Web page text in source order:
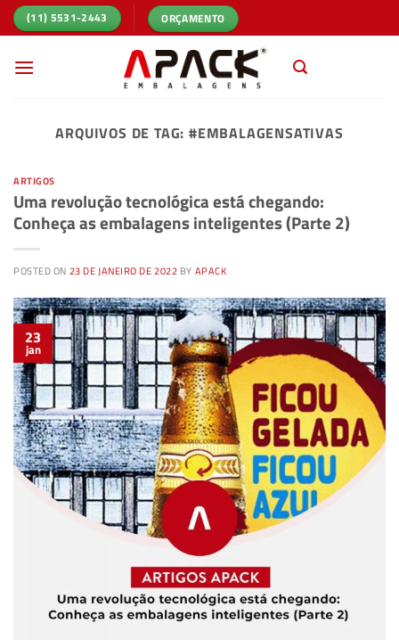
Skip
to
(11) 5531-2443 ORÇAMENTO
ARQUIVOS DE TAG: #EMBALAGENSATIVAS
ARTIGOS
Uma revolução tecnológica está chegando:
Conheça as embalagens inteligentes (Parte 2)
POSTED ON 23 DE JANEIRO DE 2022 BY APACK
23
jan